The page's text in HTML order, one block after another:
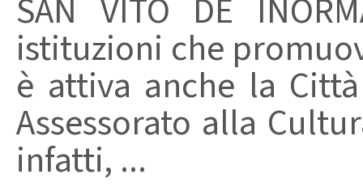
SAN VITO DE
istituzioni che
è attiva anche la
Assessorato alla
infatti, ...